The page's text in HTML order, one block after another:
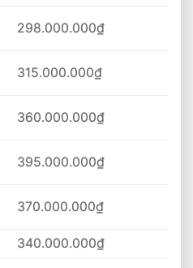
298.000.000₫
315.000.000₫
360.000.000₫
395.000.000₫
370.000.000₫
340.000.000₫